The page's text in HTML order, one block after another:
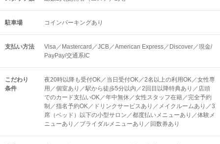
駐車場 コインパーキングあり
支払い方法
Visa／Mastercard／JCB／American Express／Discover／現金/
PayPay/交通系IC
こだわり
条件
夜20時以降も受付OK／当日受付OK／2名以上の利用OK／女性専
用／個室あり／駅から徒歩5分以内／2回目以降特典あり／店頭
でのカード支払いOK／年中無休／女性スタッフ在籍／完全予約
制／指名予約OK／ドリンクサービスあり／メイクルームあり／3
席（ベッド）以下の小型サロン／都度払いメニューあり／体験メ
ニューあり／ブライダルメニューあり／回数券あり